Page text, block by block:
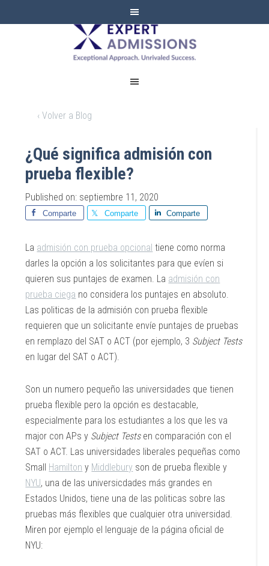
EXPERT
ADMISSIONS
‹ Volver a Blog
¿Qué significa admisión con
prueba flexible?
Published on: septiembre 11, 2020
Comparte Comparte Comparte
La admisión con prueba opcional tiene como norma
darles la opción a los solicitantes para que evíen si
quieren sus puntajes de examen. La admisión con
prueba ciega no considera los puntajes en absoluto.
Las politicas de la admisión con prueba flexible
requieren que un solicitante envíe puntajes de pruebas
en remplazo del SAT o ACT (por ejemplo, 3 Subject Tests
en lugar del SAT o ACT).
Son un numero pequeño las universidades que tienen
prueba flexible pero la opción es destacable,
especialmente para los estudiantes a los que les va
major con APs y Subject Testsen comparación con el
SAT o ACT. Las universidades liberales pequeñas como
Small Hamilton y Middlebury son de prueba flexible y
NYU, una de las universicdades más grandes en
Estados Unidos, tiene una de las politicas sobre las
pruebas más flexibles que cualquier otra universidad.
Miren por ejemplo el lenguaje de la página oficial de
NYU: